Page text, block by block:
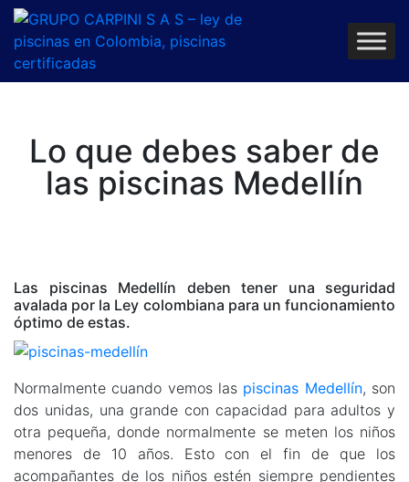
Lo que debes saber de
las piscinas Medellín
Las piscinas Medellín deben tener una seguridad
avalada por la Ley colombiana para un funcionamiento
óptimo de estas.
Normalmente cuando vemos las piscinas Medellín, son
dos unidas, una grande con capacidad para adultos y
otra pequeña, donde normalmente se meten los niños
menores de 10 años. Esto con el fin de que los
acompañantes de los niños estén siempre pendientes